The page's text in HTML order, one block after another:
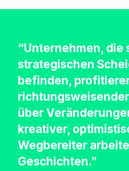
“Unternehmen, die
strategischen
befinden,
über
kreativer,
Wegbereiter
Geschichten.”